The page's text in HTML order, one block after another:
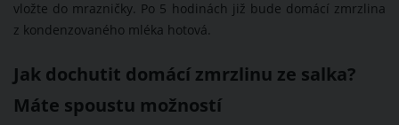
vložte do mrazničky. Po 5 hodinách již bude domácí zmrzlina
z kondenzovaného mléka hotová.
Jak dochutit domácí zmrzlinu ze salka?
Máte spoustu možností